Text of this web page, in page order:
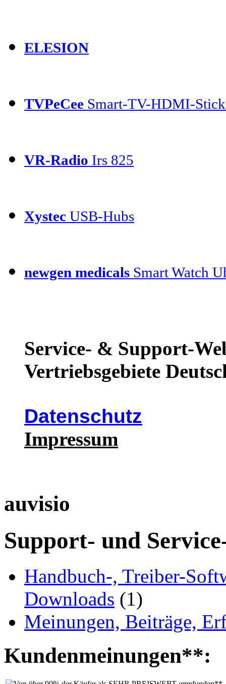
ELESION
TVPeCee Smart-TV-HDMI-
VR-Radio Irs 825
Xystec USB-Hubs
newgen medicals Smart Watch
Service- & Support-
Vertriebsgebiete
Datenschutz
Impressum
auvisio
Support- und
Handbuch-, Treiber-
Downloads (1)
Meinungen, Beiträge,
Kundenmeinungen**: